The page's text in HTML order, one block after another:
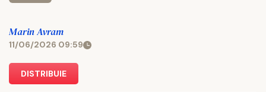
Marin Avram
11/06/2026 09:59
DISTRIBUIE